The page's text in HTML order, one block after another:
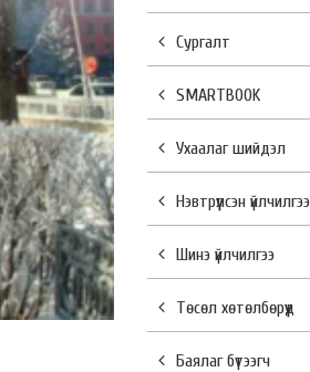
Сургалт
SMARTBOOK
Ухаалаг шийдэл
Нэвтрүүлсэн үйлчилгээ
Шинэ үйлчилгээ
Төсөл хөтөлбөрүүд
Баялаг бүтээгч